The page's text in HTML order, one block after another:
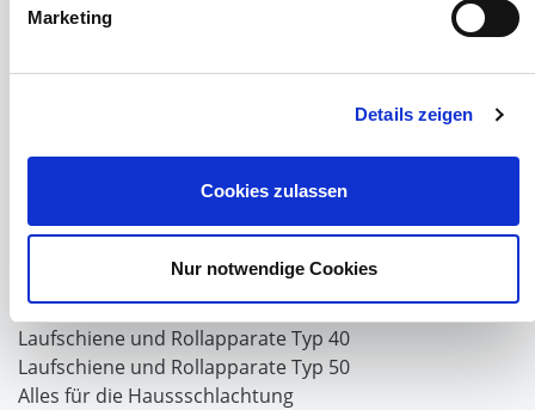
Marketing
Details zeigen
Cookies zulassen
Nur notwendige Cookies
Hofbedarf
Winter und Landwirtschaft
FAQ Schiebetorbau
Schiebetor selbst bauen
Schiebetorrollen
Laufschiene und Rollapparate Typ 10
Laufschiene und Rollapparate Typ 30
Laufschiene und Rollapparate Typ 40
Laufschiene und Rollapparate Typ 50
Alles für die Haussschlachtung